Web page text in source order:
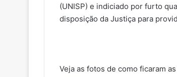
(UNISP) e indiciado por furto
disposição da Justiça para
Veja as fotos de como ficaram